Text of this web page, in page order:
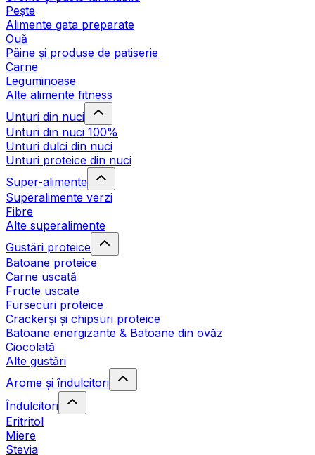
Pește
Alimente gata preparate
Ouă
Pâine și produse de patiserie
Carne
Leguminoase
Alte alimente fitness
Unturi din nuci
Unturi din nuci 100%
Unturi dulci din nuci
Unturi proteice din nuci
Super-alimente
Superalimente verzi
Fibre
Alte superalimente
Gustări proteice
Batoane proteice
Carne uscată
Fructe uscate
Fursecuri proteice
Crackerși și chipsuri proteice
Batoane energizante & Batoane din ovăz
Ciocolată
Alte gustări
Arome și îndulcitori
Îndulcitori
Eritritol
Miere
Stevia